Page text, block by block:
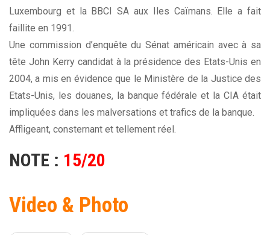
Luxembourg et la BBCI SA aux Iles Caïmans. Elle a fait
faillite en 1991.
Une commission d’enquête du Sénat américain avec à sa
tête John Kerry candidat à la présidence des Etats-Unis en
2004, a mis en évidence que le Ministère de la Justice des
Etats-Unis, les douanes, la banque fédérale et la CIA était
impliquées dans les malversations et trafics de la banque.
Affligeant, consternant et tellement réel.
NOTE : 15/20
Video & Photo